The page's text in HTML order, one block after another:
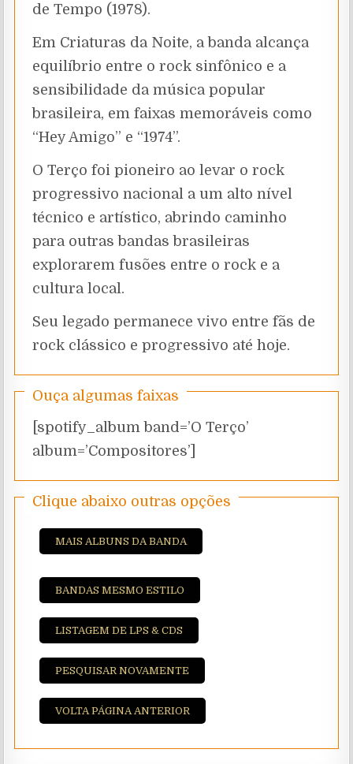
de Tempo (1978).
Em Criaturas da Noite, a banda alcança
equilíbrio entre o rock sinfônico e a
sensibilidade da música popular
brasileira, em faixas memoráveis como
“Hey Amigo” e “1974”.
O Terço foi pioneiro ao levar o rock
progressivo nacional a um alto nível
técnico e artístico, abrindo caminho
para outras bandas brasileiras
explorarem fusões entre o rock e a
cultura local.
Seu legado permanece vivo entre fãs de
rock clássico e progressivo até hoje.
Ouça algumas faixas
[spotify_album band=’O Terço’
album=’Compositores’]
Clique abaixo outras opções
MAIS ALBUNS DA BANDA
BANDAS MESMO ESTILO
LISTAGEM DE LPS & CDS
PESQUISAR NOVAMENTE
VOLTA PÁGINA ANTERIOR